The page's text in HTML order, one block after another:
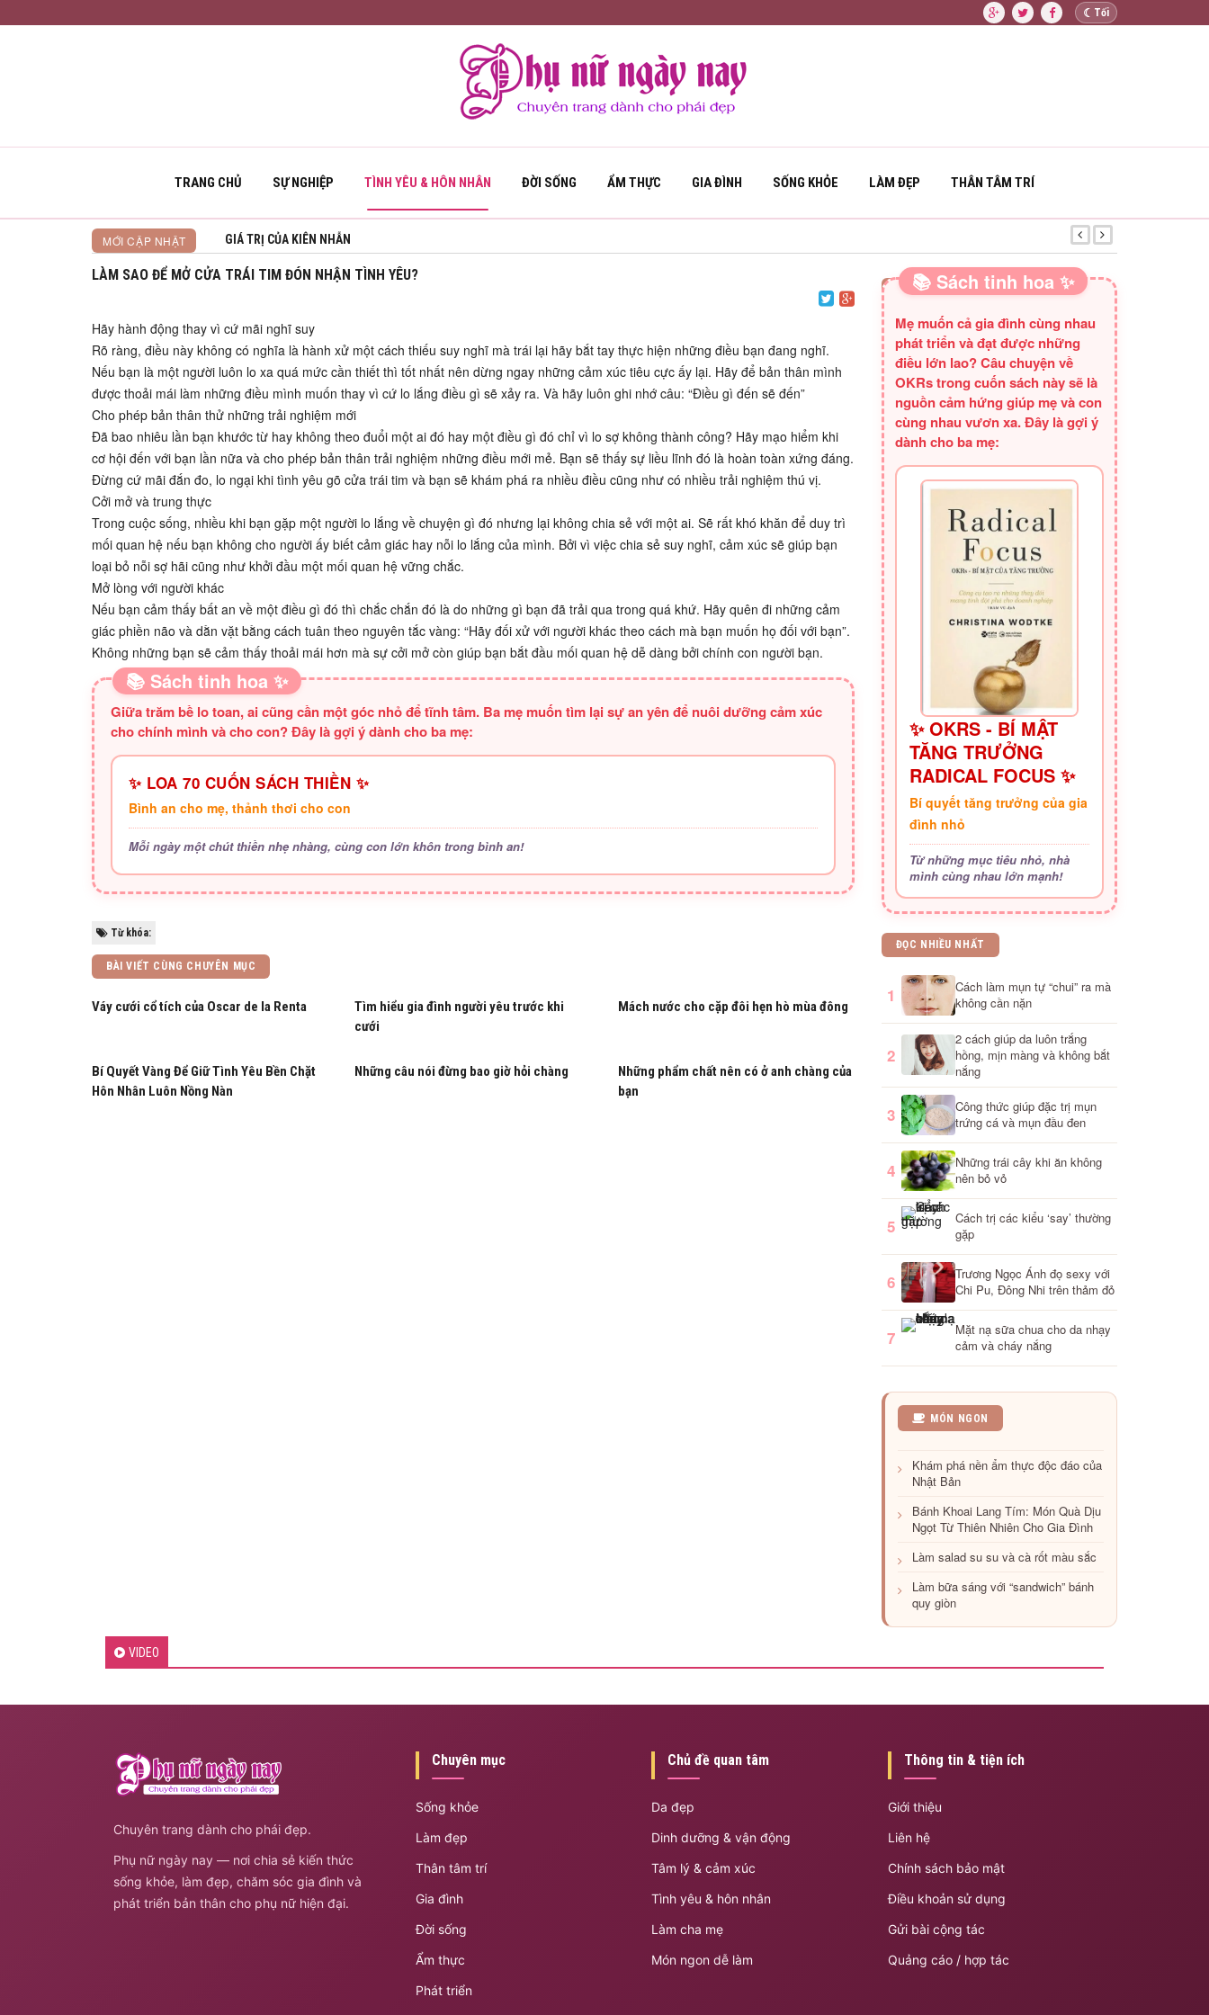
☾ Tối
TRANG CHỦ SỰ NGHIỆP TÌNH YÊU & HÔN NHÂN ĐỜI SỐNG ẨM THỰC GIA ĐÌNH SỐNG KHỎE LÀM ĐẸP THÂN TÂM TRÍ
MỚI CẬP NHẬT NGƯỜI CHIẾN THẮNG
LÀM SAO ĐỂ MỞ CỬA TRÁI TIM ĐÓN NHẬN TÌNH YÊU?
Hãy hành động thay vì cứ mãi nghĩ suy
Rõ ràng, điều này không có nghĩa là hành xử một cách thiếu suy nghĩ mà trái lại hãy bắt tay thực hiện những điều bạn đang nghĩ.
Nếu bạn là một người luôn lo xa quá mức cần thiết thì tốt nhất nên dừng ngay những cảm xúc tiêu cực ấy lại. Hãy để bản thân mình
được thoải mái làm những điều mình muốn thay vì cứ lo lắng điều gì sẽ xảy ra. Và hãy luôn ghi nhớ câu: “Điều gì đến sẽ đến”
Cho phép bản thân thử những trải nghiệm mới
Đã bao nhiêu lần bạn khước từ hay không theo đuổi một ai đó hay một điều gì đó chỉ vì lo sợ không thành công? Hãy mạo hiểm khi
cơ hội đến với bạn lần nữa và cho phép bản thân trải nghiệm những điều mới mẻ. Bạn sẽ thấy sự liều lĩnh đó là hoàn toàn xứng đáng.
Đừng cứ mãi đắn đo, lo ngại khi tình yêu gõ cửa trái tim và bạn sẽ khám phá ra nhiều điều cũng như có nhiều trải nghiệm thú vị.
Cởi mở và trung thực
Trong cuộc sống, nhiều khi bạn gặp một người lo lắng về chuyện gì đó nhưng lại không chia sẻ với một ai. Sẽ rất khó khăn để duy trì
mối quan hệ nếu bạn không cho người ấy biết cảm giác hay nỗi lo lắng của mình. Bởi vì việc chia sẻ suy nghĩ, cảm xúc sẽ giúp bạn
loại bỏ nỗi sợ hãi cũng như khởi đầu một mối quan hệ vững chắc.
Mở lòng với người khác
Nếu bạn cảm thấy bất an về một điều gì đó thì chắc chắn đó là do những gì bạn đã trải qua trong quá khứ. Hãy quên đi những cảm
giác phiền não và dằn vặt bằng cách tuân theo nguyên tắc vàng: “Hãy đối xử với người khác theo cách mà bạn muốn họ đối với bạn”.
Không những bạn sẽ cảm thấy thoải mái hơn mà sự cởi mở còn giúp bạn bắt đầu mối quan hệ dễ dàng bởi chính con người bạn.
📚 Sách tinh hoa ✨
Giữa trăm bề lo toan, ai cũng cần một góc nhỏ để tĩnh tâm. Ba mẹ muốn tìm lại sự an yên để nuôi dưỡng cảm xúc
cho chính mình và cho con? Đây là gợi ý dành cho ba mẹ:
✨ LOA 70 CUỐN SÁCH THIỀN ✨
Bình an cho mẹ, thảnh thơi cho con
Mỗi ngày một chút thiền nhẹ nhàng, cùng con lớn khôn trong bình an!
Từ khóa:
BÀI VIẾT CÙNG CHUYÊN MỤC
Váy cưới cổ tích của Oscar de la Renta
Tìm hiểu gia đình người yêu trước khi
cưới
Mách nước cho cặp đôi hẹn hò mùa đông
Bí Quyết Vàng Để Giữ Tình Yêu Bền Chặt
Hôn Nhân Luôn Nồng Nàn
Những câu nói đừng bao giờ hỏi chàng
Những phẩm chất nên có ở anh chàng của
bạn
SÁCH HAY CHO BA MẸ
📚 Sách tinh hoa ✨
Mẹ muốn cả gia đình cùng nhau
phát triển và đạt được những
điều lớn lao? Câu chuyện về
OKRs trong cuốn sách này sẽ là
nguồn cảm hứng giúp mẹ và con
cùng nhau vươn xa. Đây là gợi ý
dành cho ba mẹ:
✨ OKRS - BÍ MẬT
TĂNG TRƯỞNG
RADICAL FOCUS ✨
Bí quyết tăng trưởng của gia
đình nhỏ
Từ những mục tiêu nhỏ, nhà
mình cùng nhau lớn mạnh!
ĐỌC NHIỀU NHẤT
1
Cách làm mụn tự “chui” ra mà
không cần nặn
2
2 cách giúp da luôn trắng
hồng, mịn màng và không bắt
nắng
3
Công thức giúp đặc trị mụn
trứng cá và mụn đầu đen
4
Những trái cây khi ăn không
nên bỏ vỏ
5
Cách trị các kiểu ‘say’ thường
gặp
6
Trương Ngọc Ánh đọ sexy với
Chi Pu, Đông Nhi trên thảm đỏ
7
Mặt nạ sữa chua cho da nhạy
cảm và cháy nắng
MÓN NGON
Khám phá nền ẩm thực độc đáo của
Nhật Bản
Bánh Khoai Lang Tím: Món Quà Dịu
Ngọt Từ Thiên Nhiên Cho Gia Đình
Làm salad su su và cà rốt màu sắc
Làm bữa sáng với “sandwich” bánh
quy giòn
VIDEO
Chuyên trang dành cho phái đẹp.
Phụ nữ ngày nay — nơi chia sẻ kiến thức
sống khỏe, làm đẹp, chăm sóc gia đình và
phát triển bản thân cho phụ nữ hiện đại.
Chuyên mục
Sống khỏe
Làm đẹp
Thân tâm trí
Gia đình
Đời sống
Ẩm thực
Phát triển
Chủ đề quan tâm
Da đẹp
Dinh dưỡng & vận động
Tâm lý & cảm xúc
Tình yêu & hôn nhân
Làm cha mẹ
Món ngon dễ làm
Thông tin & tiện ích
Giới thiệu
Liên hệ
Chính sách bảo mật
Điều khoản sử dụng
Gửi bài cộng tác
Quảng cáo / hợp tác